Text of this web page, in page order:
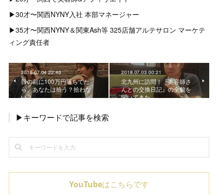
▶︎30才〜関西NYNY入社 本部マネージャー
▶︎35才〜関西NYNY＆関東Ash等 325店舗アルテサロン マーケテ
ィング責任者
2018.07.04 22:40
目の前に100万円落ちてた
ら、あなたは拾う？拾わな
い？
2018.07.03 00:21
北九州に訪問！『美容師さ
んとの交換日記』の全貌を
聞いてきた
▶キーワードで記事を検索
YouTubeはこちらです